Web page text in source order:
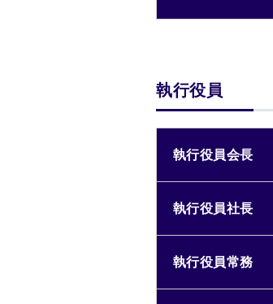
執行役員
執行役員会長
執行役員社長
執行役員常務